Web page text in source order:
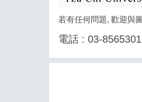
若有任何問題, 歡迎與
電話 : 03-